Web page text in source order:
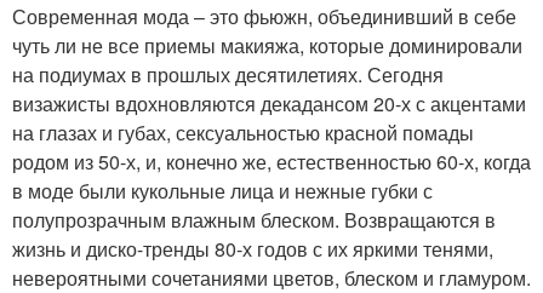
Современная мода – это фьюжн, объединивший в себе
чуть ли не все приемы макияжа, которые доминировали
на подиумах в прошлых десятилетиях. Сегодня
визажисты вдохновляются декадансом 20-х с акцентами
на глазах и губах, сексуальностью красной помады
родом из 50-х, и, конечно же, естественностью 60-х, когда
в моде были кукольные лица и нежные губки с
полупрозрачным влажным блеском. Возвращаются в
жизнь и диско-тренды 80-х годов с их яркими тенями,
невероятными сочетаниями цветов, блеском и гламуром.